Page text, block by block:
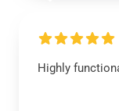
Highly